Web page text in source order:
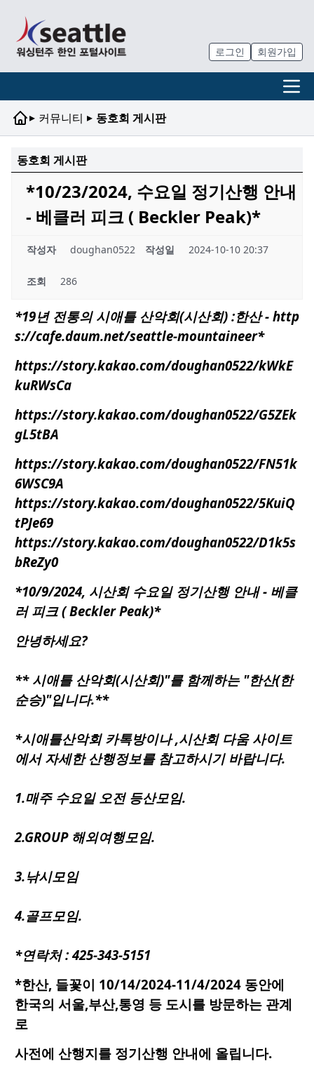
로그인 회원가입
▸ 커뮤니티 ▸ 동호회 게시판
동호회 게시판
*10/23/2024, 수요일 정기산행 안내
- 베클러 피크 ( Beckler Peak)*
작성자 doughan0522 작성일 2024-10-10 20:37
조회 286
*19년전통의 시애틀산악회(시산회) :한산 - http
s://cafe.daum.net/seattle-mountaineer*
https://story.kakao.com/doughan0522/kWkE
kuRWsCa
https://story.kakao.com/doughan0522/G5ZEk
gL5tBA
https://story.kakao.com/doughan0522/FN51k
6WSC9A
https://story.kakao.com/doughan0522/5KuiQ
tPJe69
https://story.kakao.com/doughan0522/D1k5s
bReZy0
*10/9/2024, 시산회 수요일 정기산행 안내 - 베클
러 피크 ( Beckler Peak)*
안녕하세요?
** 시애틀산악회(시산회)"를 함께하는 "한산(한
순승)"입니다.**
*시애틀산악회 카톡방이나 ,시산회 다움 사이트
에서 자세한 산행정보를 참고하시기 바랍니다.
1.매주 수요일 오전 등산모임.
2.GROUP 해외여행모임.
3.낚시모임
4.골프모임.
*연락처 : 425-343-5151
*한산, 들꽃이 10/14/2024-11/4/2024 동안에
한국의 서울,부산,통영 등 도시를 방문하는 관계
로
사전에 산행지를 정기산행 안내에 올립니다.